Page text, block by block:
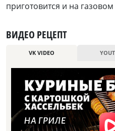
приготовится и на
ВИДЕО РЕЦЕПТ
VK VIDEO